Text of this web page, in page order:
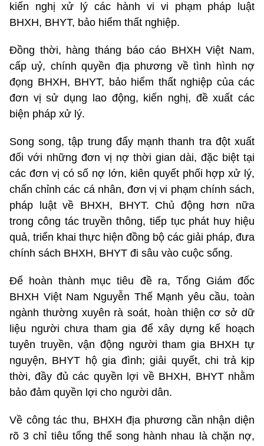
kiến nghị xử lý các hành vi vi phạm pháp luật
BHXH, BHYT, bảo hiểm thất nghiệp.
Đồng thời, hàng tháng báo cáo BHXH Việt Nam,
cấp uỷ, chính quyền địa phương về tình hình nợ
đọng BHXH, BHYT, bảo hiểm thất nghiệp của các
đơn vị sử dụng lao động, kiến nghị, đề xuất các
biện pháp xử lý.
Song song, tập trung đẩy mạnh thanh tra đột xuất
đối với những đơn vị nợ thời gian dài, đặc biệt tại
các đơn vị có số nợ lớn, kiên quyết phối hợp xử lý,
chấn chỉnh các cá nhân, đơn vị vi phạm chính sách,
pháp luật về BHXH, BHYT. Chủ động hơn nữa
trong công tác truyền thông, tiếp tục phát huy hiệu
quả, triển khai thực hiện đồng bộ các giải pháp, đưa
chính sách BHXH, BHYT đi sâu vào cuộc sống.
Để hoàn thành mục tiêu đề ra, Tổng Giám đốc
BHXH Việt Nam Nguyễn Thế Mạnh yêu cầu, toàn
ngành thường xuyên rà soát, hoàn thiện cơ sở dữ
liệu người chưa tham gia để xây dựng kế hoạch
tuyên truyền, vận động người tham gia BHXH tự
nguyện, BHYT hộ gia đình; giải quyết, chi trả kịp
thời, đầy đủ các quyền lợi về BHXH, BHYT nhằm
bảo đảm quyền lợi cho người dân.
Về công tác thu, BHXH địa phương cần nhận diện
rõ 3 chỉ tiêu tổng thể song hành nhau là chặn nợ,